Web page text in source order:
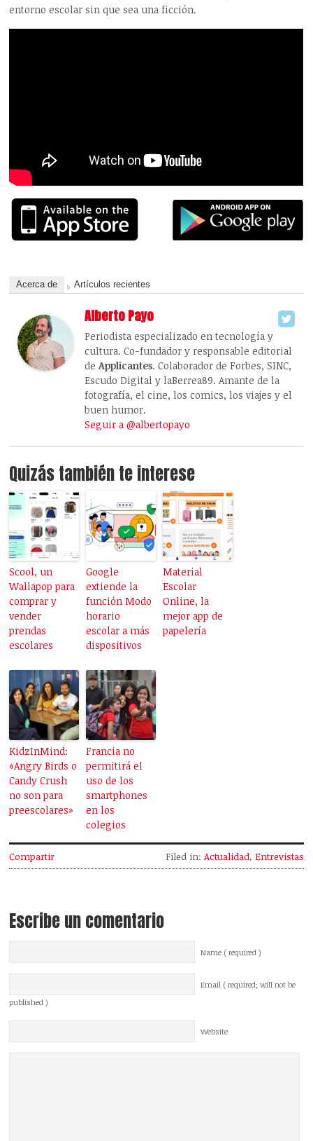
entorno escolar sin que sea una ficción.
Acerca de Artículos recientes
Alberto Payo
Periodista especializado en tecnología y
cultura. Co-fundador y responsable editorial
deApplicantes. Colaborador de Forbes, SINC,
Escudo Digital y laBerrea89. Amante de la
fotografía, el cine, los comics, los viajes y el
buen humor.
Seguir a @albertopayo
Quizás también te interese
Scool, un
Wallapop para
comprar y
vender
prendas
escolares
Google
extiende la
función Modo
horario
escolar a más
dispositivos
Material
Escolar
Online, la
mejor app de
papelería
KidzInMind:
«Angry Birds o
Candy Crush
no son para
preescolares»
Francia no
permitirá el
uso de los
smartphones
en los
colegios
Compartir Filed in: Actualidad, Entrevistas
Escribe un comentario
Name ( required )
Email ( required; will not be
published )
Website